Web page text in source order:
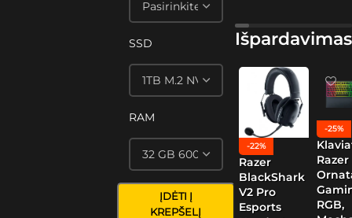
SSD
RAM
ĮDĖTI Į
KREPŠELĮ
Išpardavimas
-22%
Razer
BlackShark
V2 Pro
Esports
-25%
Razer
RGB,